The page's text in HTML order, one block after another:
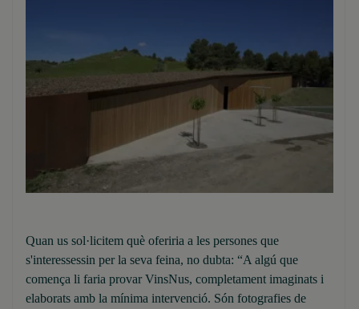
Quan us sol·licitem què oferiria a les persones que
s'interessessin per la seva feina, no dubta: “A algú que
comença li faria provar VinsNus, completament imaginats i
elaborats amb la mínima intervenció. Són fotografies de